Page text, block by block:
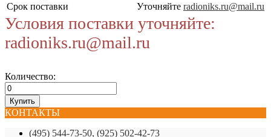
Срок поставки
Уточняйте radioniks.ru@mail.ru
Условия поставки уточняйте:
radioniks.ru@mail.ru
Количество:
КОНТАКТЫ
(495) 544-73-50, (925) 502-42-73